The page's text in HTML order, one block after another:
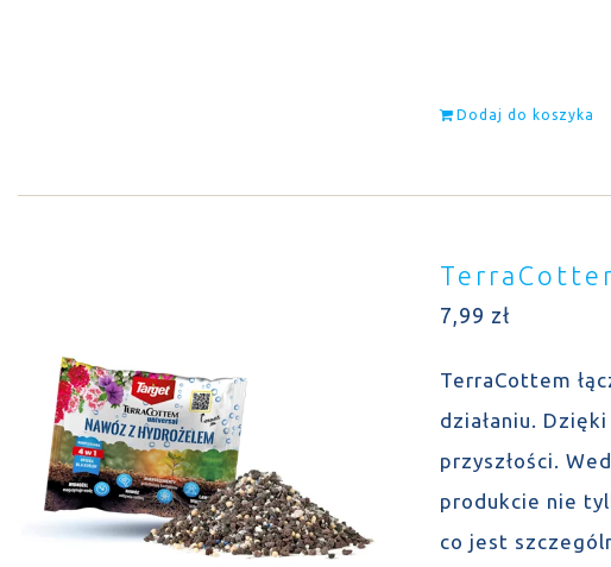
Dodaj do koszyka
7,99 zł
TerraCottem
działaniu.
przyszłości.
produkcie nie
co jest